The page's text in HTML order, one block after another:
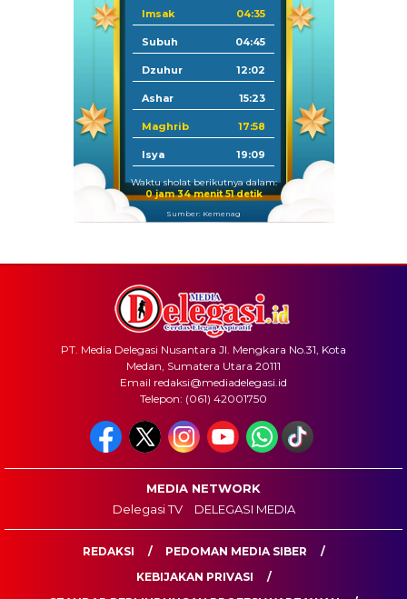
Imsak 04:35
Subuh 04:45
Dzuhur 12:02
Ashar 15:23
Maghrib 17:58
Isya 19:09
Waktu sholat berikutnya dalam:
0 jam 34 menit 50 detik
Sumber: Kemenag
PT. Media Delegasi Nusantara Jl. Mengkara No.31, Kota
Medan, Sumatera Utara 20111
Email redaksi@mediadelegasi.id
Telepon: (061) 42001750
MEDIA NETWORK
Delegasi TV
DELEGASI MEDIA
REDAKSI
PEDOMAN MEDIA SIBER
KEBIJAKAN PRIVASI